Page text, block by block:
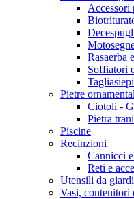
Accessori
Rasaerba
Soffiatori
Tagliasiepi
Pietre
Ciotoli -
Pietra trani
Piscine
Recinzioni
Cannicci
Reti e
Utensili da
Vasi, contenitori